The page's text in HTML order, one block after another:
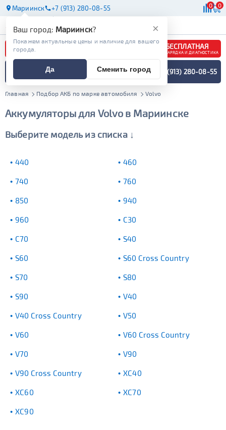
Мариинск +7 (913) 280-08-55 0 0
АКБ
БЕСПЛАТНАЯ
ЗАРЯДКА И ДИАГНОСТИКА
ПОДБОР АККУМУЛЯТОРА
СПЕЦИАЛИСТОМ +7 (913) 280-08-55
Главная Подбор АКБ по марке автомобиля Volvo
Аккумуляторы для Volvo в Мариинске
Выберите модель из списка ↓
440 460
740 760
850 940
960 C30
C70 S40
S60 S60 Cross Country
S70 S80
S90 V40
V40 Cross Country V50
V60 V60 Cross Country
V70 V90
V90 Cross Country XC40
XC60 XC70
XC90
×
Ваш город: Мариинск?
Покажем актуальные цены и наличие для вашего
города.
Да Сменить город